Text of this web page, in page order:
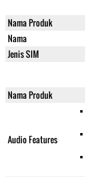
Nama Produk
Nama
Jenis SIM
Nama Produk
Audio Features